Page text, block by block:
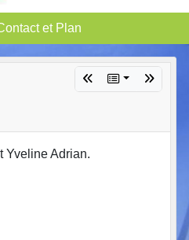
et Plan
Yveline Adrian.